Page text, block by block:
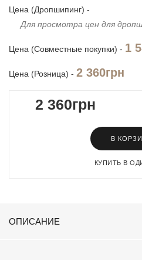
Цена (Дропшипинг) -
Для просмотра цен для
Цена (Совместные покупки) - 1
Цена (Розница) - 2 360грн
2 360грн
В
КУПИТЬ В
ОПИСАНИЕ